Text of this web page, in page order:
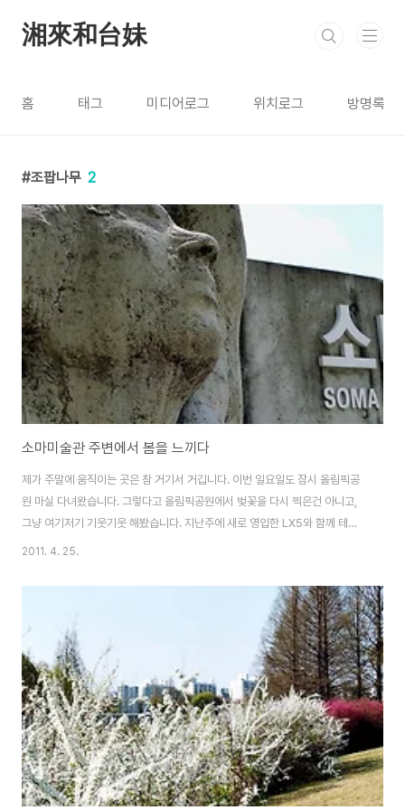
湘來和台妹
홈 태그 미디어로그 위치로그 방명록
조팝나무 2
소마미술관 주변에서 봄을 느끼다
제가 주말에 움직이는 곳은 참 거기서 거깁니다. 이번 일요일도 잠시 올림픽공
원 마실 다녀왔습니다. 그렇다고 올림픽공원에서 벚꽃을 다시 찍은건 아니고,
그냥 여기저기 기웃기웃 해봤습니다. 지난주에 새로 영입한 LX5와 함께 테스
트겸~^^ 이것저것 찍어봤습니다. 소마 미술관 세계의 조각 작품들과 조경이 조
과를 예술로 승화하는 기념공간이자 시민의 휴식공간입니다. 미니멀한 현대미
를 자랑하는 미술관에서 나와 자연스럽게 연결되는 조각공원의 황토길을 따라
걷다보면 조각작품들과 자연을 감상할 수 있고, 예술가들의 창작혼이 살아있는
조각작품, 눈 앞을 가로질러 가는 다람쥐, 나무 밑 가득 떨어져 있는 밤송이들을
보는 기쁨을 누리다 보면 각박한 도심..
2011. 4. 25.